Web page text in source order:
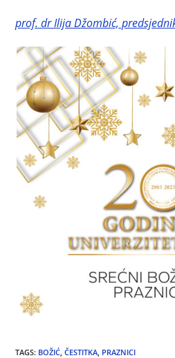
prof. dr Ilija Džombić,
TAGS: BOŽIĆ, ČESTITKA, PRAZNICI